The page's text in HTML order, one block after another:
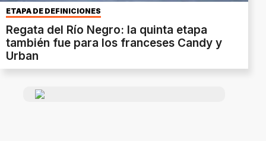
ETAPA DE DEFINICIONES
Regata del Río Negro: la quinta etapa
también fue para los franceses Candy y
Urban